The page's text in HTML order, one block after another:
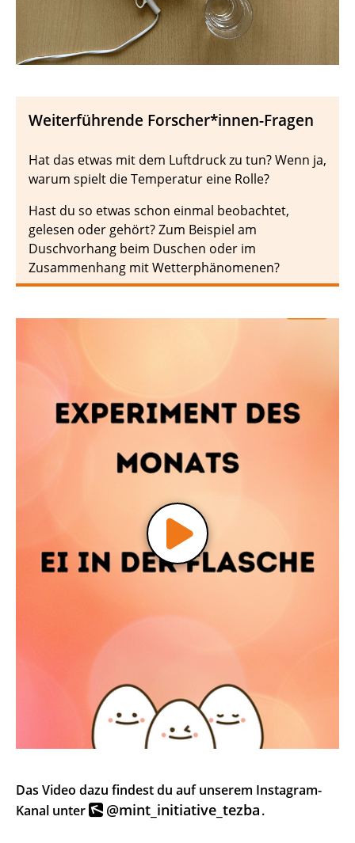
Weiterführende Forscher*innen-Fragen
Hat das etwas mit dem Luftdruck zu tun? Wenn ja,
warum spielt die Temperatur eine Rolle?
Hast du so etwas schon einmal beobachtet,
gelesen oder gehört? Zum Beispiel am
Duschvorhang beim Duschen oder im
Zusammenhang mit Wetterphänomenen?
Video
abspielen
Das Video dazu findest du auf unserem Instagram-
Kanal unter
@mint_initiative_tezba.